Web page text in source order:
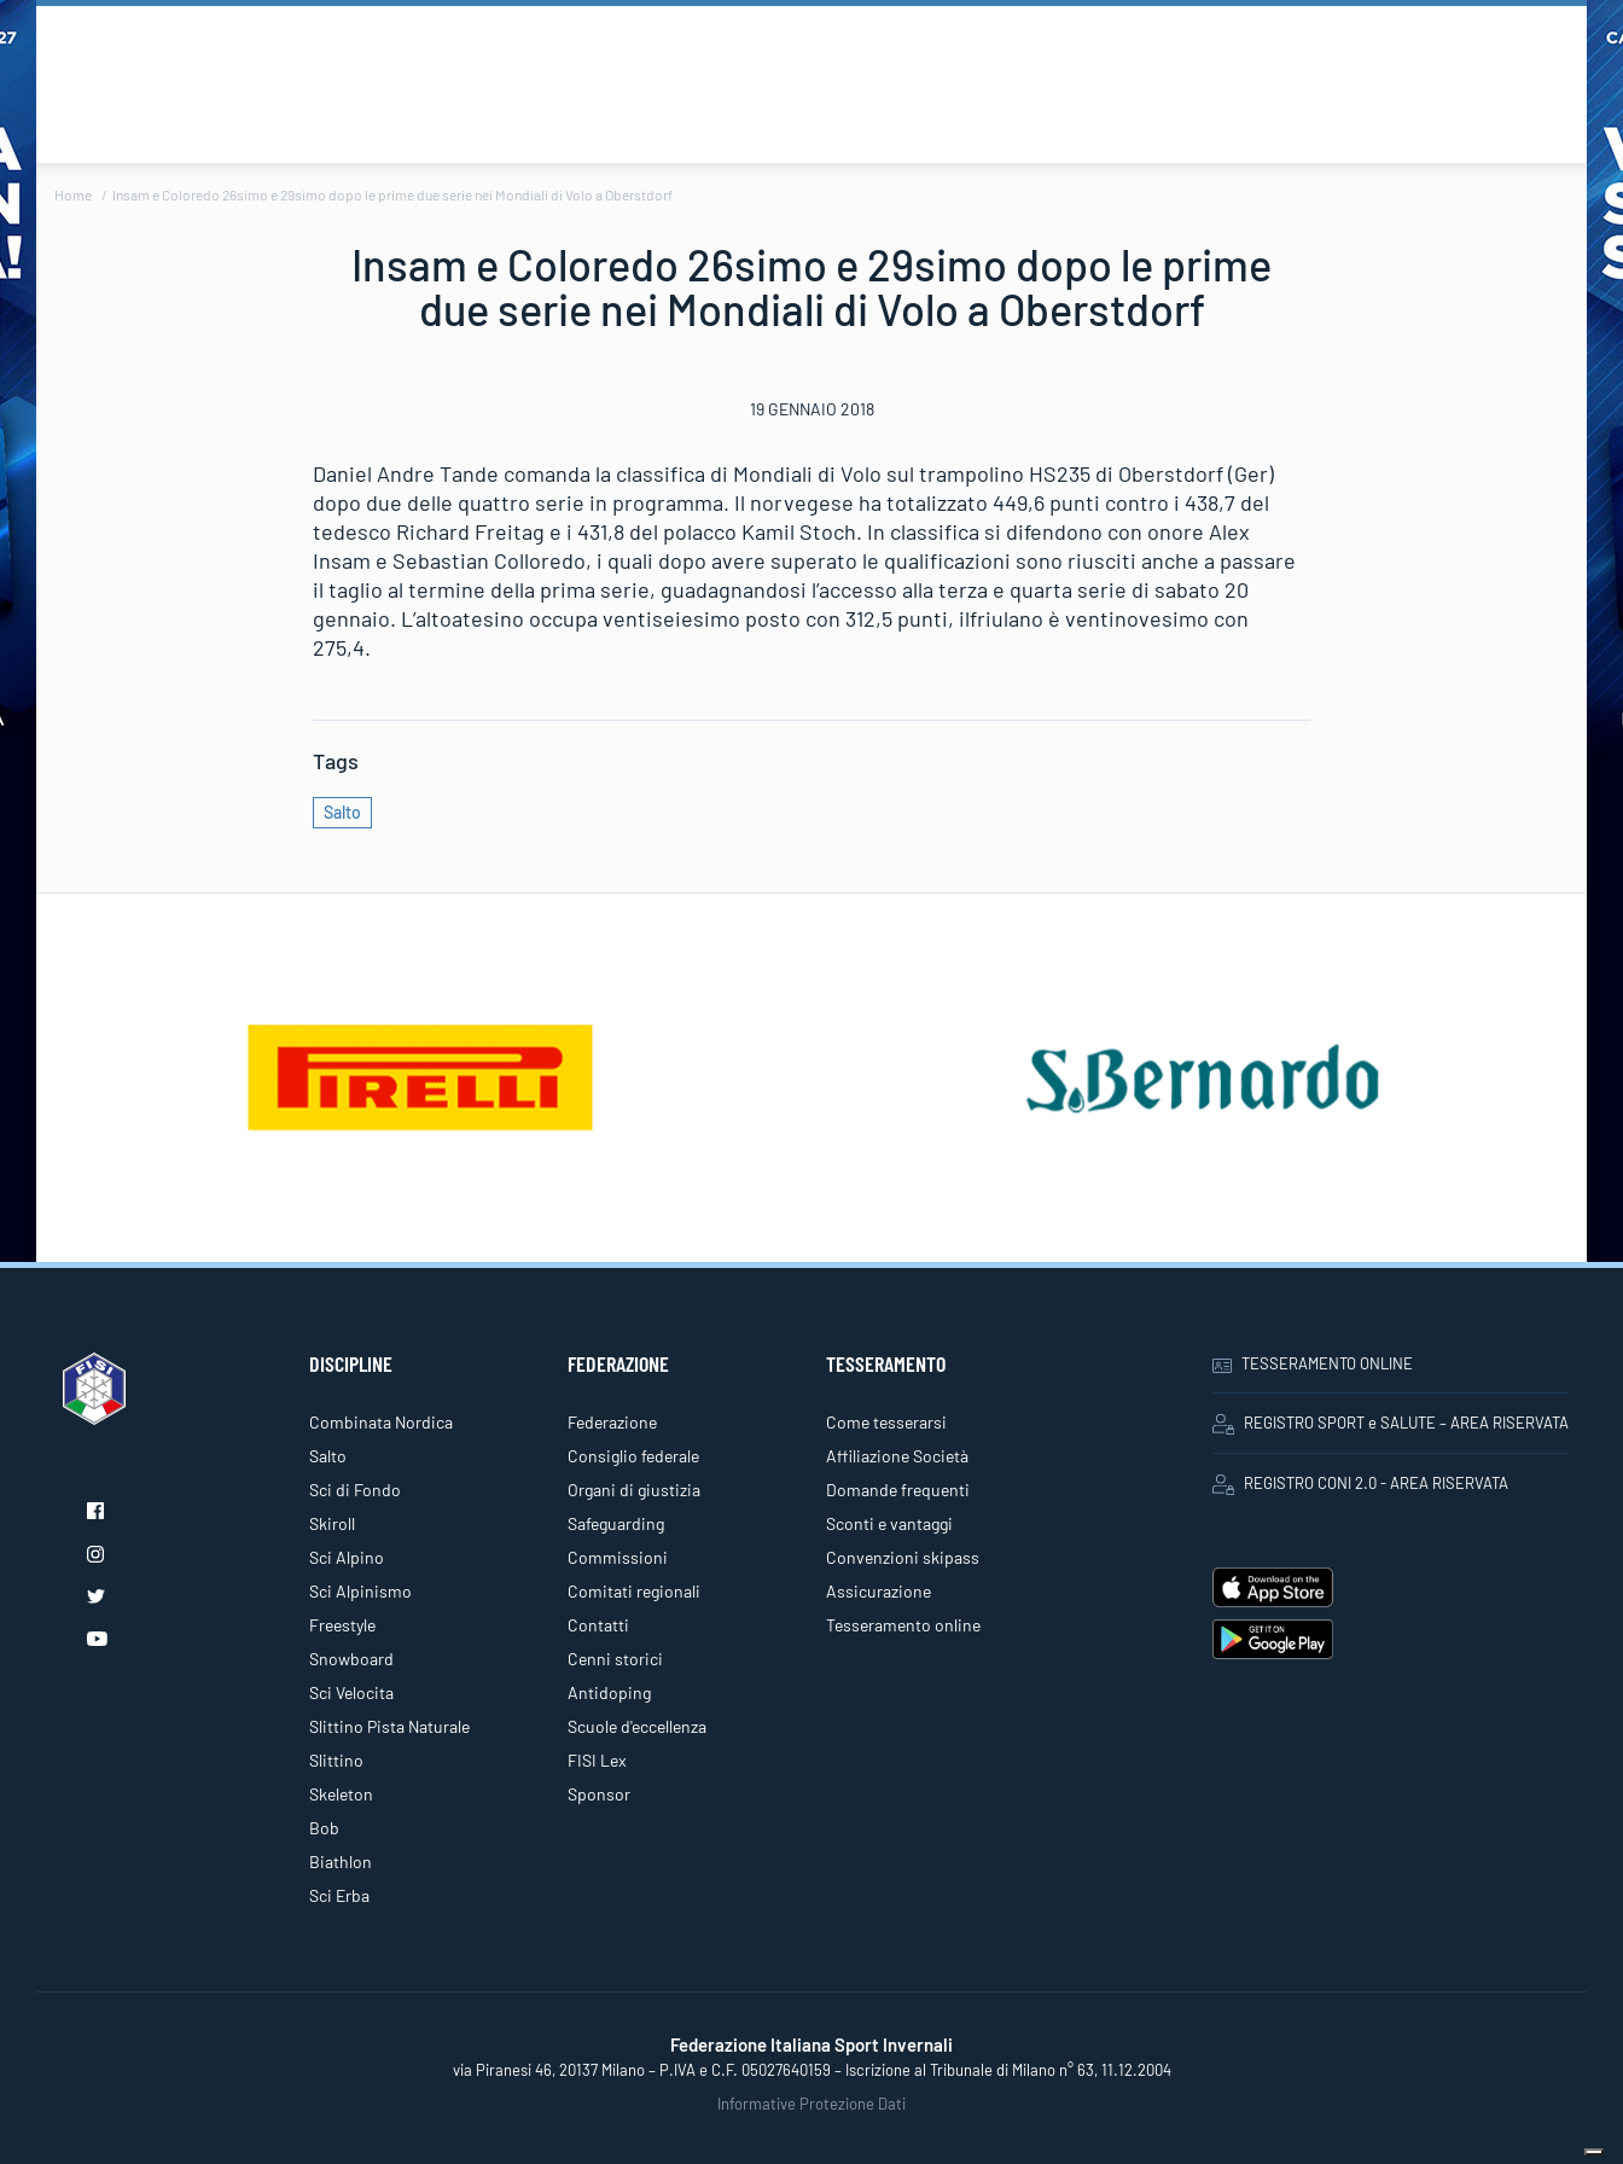
Home Insam e Coloredo 26simo e 29simo dopo le prime due serie nei Mondiali di Volo a Oberstdorf
Insam e Coloredo 26simo e 29simo dopo le prime
due serie nei Mondiali di Volo a Oberstdorf
19 GENNAIO 2018
Daniel Andre Tande comanda la classifica di Mondiali di Volo sul trampolino HS235 di Oberstdorf (Ger)
dopo due delle quattro serie in programma. Il norvegese ha totalizzato 449,6 punti contro i 438,7 del
tedesco Richard Freitag e i 431,8 del polacco Kamil Stoch. In classifica si difendono con onore Alex
Insam e Sebastian Colloredo, i quali dopo avere superato le qualificazioni sono riusciti anche a passare
il taglio al termine della prima serie, guadagnandosi l’accesso alla terza e quarta serie di sabato 20
gennaio. L’altoatesino occupa ventiseiesimo posto con 312,5 punti, ilfriulano è ventinovesimo con
275,4.
Tags
Salto
DISCIPLINE
Combinata Nordica
Salto
Sci di Fondo
Skiroll
Sci Alpino
Sci Alpinismo
Freestyle
Snowboard
Sci Velocita
Slittino Pista Naturale
Slittino
Skeleton
Bob
Biathlon
Sci Erba
FEDERAZIONE
Federazione
Consiglio federale
Organi di giustizia
Safeguarding
Commissioni
Comitati regionali
Contatti
Cenni storici
Antidoping
Scuole d'eccellenza
FISI Lex
Sponsor
TESSERAMENTO
Come tesserarsi
Affiliazione Società
Domande frequenti
Sconti e vantaggi
Convenzioni skipass
Assicurazione
Tesseramento online
TESSERAMENTO ONLINE
REGISTRO SPORT e SALUTE – AREA RISERVATA
REGISTRO CONI 2.0 - AREA RISERVATA
Federazione Italiana Sport Invernali
via Piranesi 46, 20137 Milano – P.IVA e C.F. 05027640159 – Iscrizione al Tribunale di Milano n° 63, 11.12.2004
Informative Protezione Dati